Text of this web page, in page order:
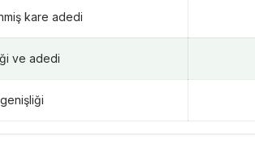
kare adedi
ve adedi